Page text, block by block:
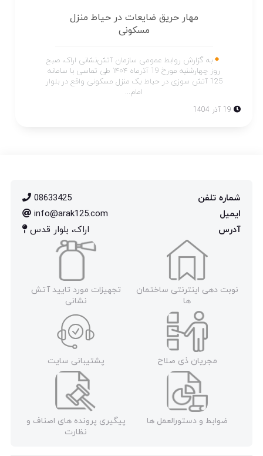
مهار حریق ضایعات در حیاط منزل
مسکونی
به گزارش روابط عمومی سازمان آتش‌نشانی اراک، صبح
روز چهارشنبه مورخ 19 آذرماه ۱۴۰۴ طی تماسی با سامانه
125 آتش سوزی در حیاط یک منزل مسکونی واقع در بلوار
امام...
19 آذر 1404
شماره تلفن
08633425
ایمیل
info@arak125.com
آدرس
اراک، بلوار قدس
نوبت دهی اینترنتی ساختمان
ها
تجهیزات مورد تایید آتش
نشانی
مجریان ذی صلاح پشتیبانی سایت
ضوابط و دستورالعمل ها
پیگیری پرونده های اصناف و
نظارت